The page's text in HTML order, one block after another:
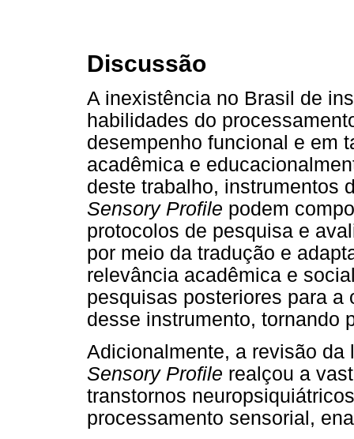
Discussão
A inexistência no Brasil de
habilidades do
desempenho funcional e em
acadêmica e
deste trabalho, instrumentos
Sensory Profile podem
protocolos de pesquisa e
por meio da tradução e
relevância acadêmica e
pesquisas posteriores para
desse instrumento, tornando
Adicionalmente, a revisão da
Sensory Profile realçou a
transtornos
processamento sensorial,